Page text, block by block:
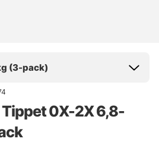
(3-pack)
0X-2X 6,8-